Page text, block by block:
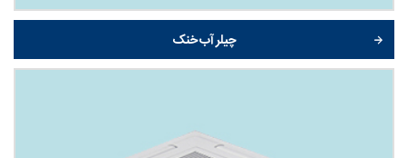
چیلر آب خنک